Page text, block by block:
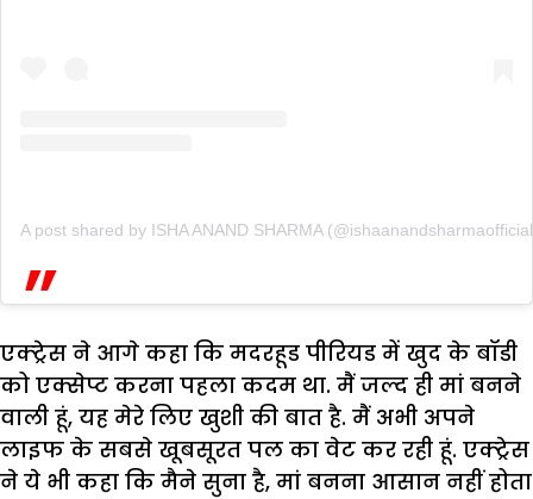
A post shared by ISHA ANAND SHARMA
एक्ट्रेस ने आगे कहा कि मदरहूड पीरियड में खुद के बॉडी
को एक्सेप्ट करना पहला कदम था. मैं जल्द ही मां बनने
वाली हूं, यह मेरे लिए खुशी की बात है. मैं अभी अपने
लाइफ के सबसे खूबसूरत पल का वेट कर रही हूं. एक्ट्रेस
ने ये भी कहा कि मैने सुना है, मां बनना आसान नहीं होता